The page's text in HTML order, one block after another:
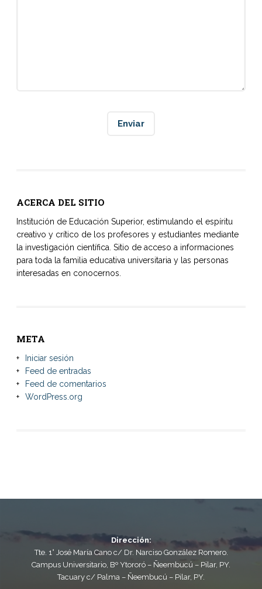
ACERCA DEL SITIO
Institución de Educación Superior, estimulando el espíritu
creativo y crítico de los profesores y estudiantes mediante
la investigación científica. Sitio de acceso a informaciones
para toda la familia educativa universitaria y las personas
interesadas en conocernos.
META
Iniciar sesión
Feed de entradas
Feed de comentarios
WordPress.org
Dirección:
Tte. 1° José María Cano c/ Dr. Narciso González Romero.
Campus Universitario, Bº Ytororó – Ñeembucú – Pilar, PY.
Tacuary c/ Palma – Ñeembucú – Pilar, PY.